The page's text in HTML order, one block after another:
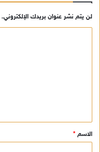
لن يتم نشر عنوان بريدك الإلكتروني.
ق
*
الاسم *